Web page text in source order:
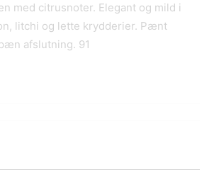
med citrusnoter. Elegant og mild i
litchi og lette krydderier. Pænt
afslutning. 91